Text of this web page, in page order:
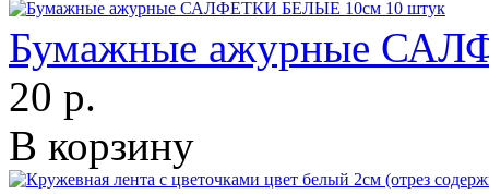
Бумажные ажурные
20 р.
В корзину